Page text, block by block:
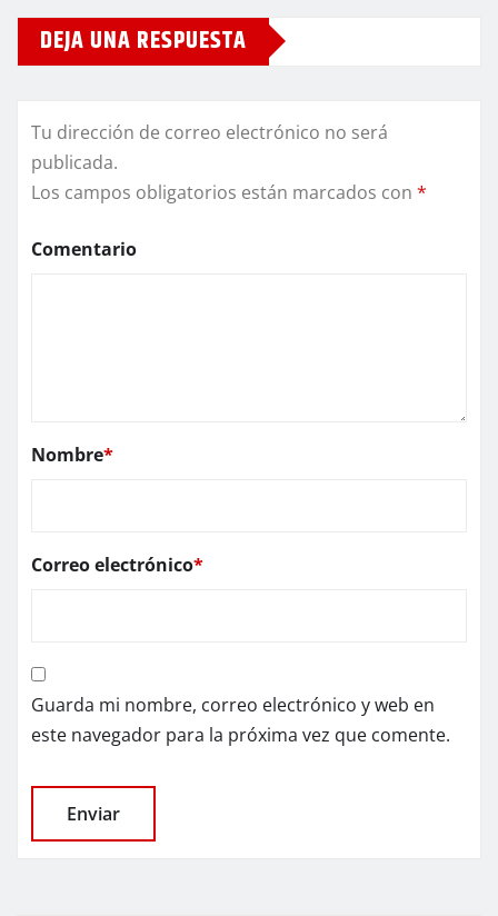
DEJA UNA RESPUESTA
Tu dirección de correo electrónico no será
publicada.
Los campos obligatorios están marcados con *
Comentario
Nombre*
Correo electrónico*
Guarda mi nombre, correo electrónico y web en
este navegador para la próxima vez que comente.